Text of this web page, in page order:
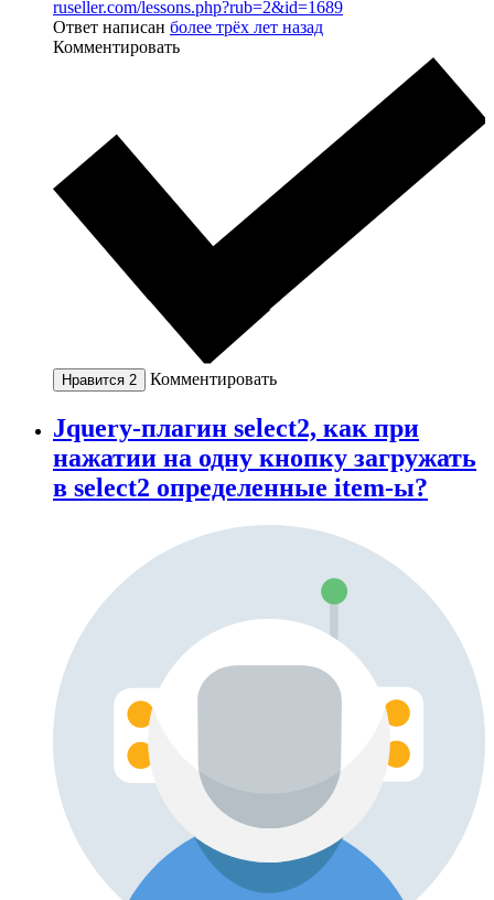
ruseller.com/lessons.php?rub=2&id=1689
Ответ написан более трёх лет назад
Комментировать
Нравится 2 Комментировать
Jquery-плагин select2, как при
нажатии на одну кнопку загружать
в select2 определенные item-ы?